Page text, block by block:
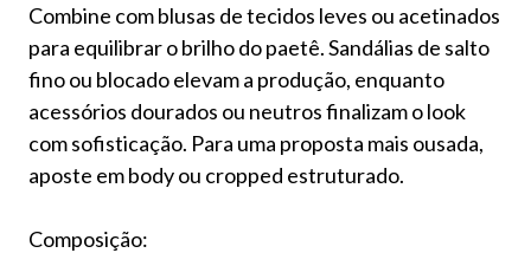
Combine com blusas de tecidos leves ou acetinados
para equilibrar o brilho do paetê. Sandálias de salto
fino ou blocado elevam a produção, enquanto
acessórios dourados ou neutros finalizam o look
com sofisticação. Para uma proposta mais ousada,
aposte em body ou cropped estruturado.
Composição: